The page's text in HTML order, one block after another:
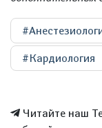
#Кардиология
Читайте наш